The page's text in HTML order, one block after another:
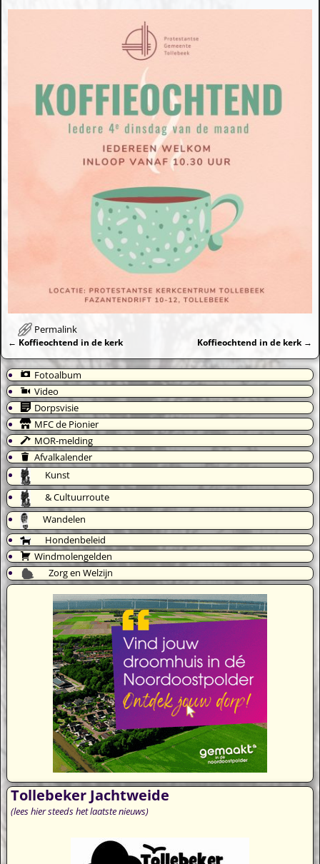
Permalink
← Koffieochtend in de kerk Koffieochtend in de kerk →
Fotoalbum
Video
Dorpsvisie
MFC de Pionier
MOR-melding
Afvalkalender
Kunst
& Cultuurroute
Wandelen
Hondenbeleid
Windmolengelden
Zorg en Welzijn
Tollebeker Jachtweide
(lees hier steeds het laatste nieuws)